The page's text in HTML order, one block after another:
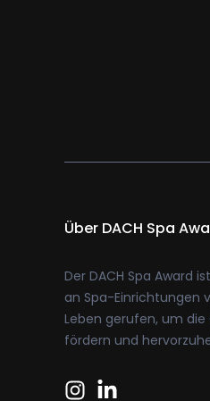
Über DACH Spa
Der DACH Spa Award
an Spa-Einrichtungen
Leben gerufen, um die
fördern und